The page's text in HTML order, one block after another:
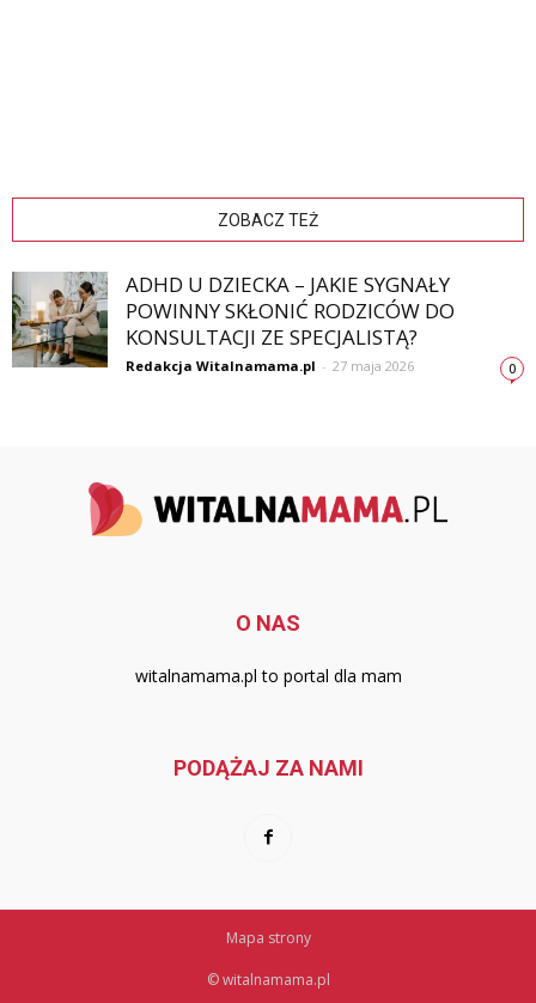
ZOBACZ TEŻ
ADHD U DZIECKA – JAKIE SYGNAŁY
POWINNY SKŁONIĆ RODZICÓW DO
KONSULTACJI ZE SPECJALISTĄ?
Redakcja Witalnamama.pl - 27 maja 2026 0
O NAS
witalnamama.pl to portal dla mam
PODĄŻAJ ZA NAMI
Mapa strony
© witalnamama.pl